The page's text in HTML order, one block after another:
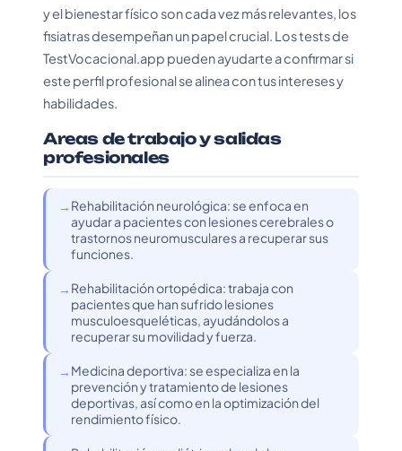
y el bienestar físico son cada vez más relevantes, los
fisiatras desempeñan un papel crucial. Los tests de
TestVocacional.app pueden ayudarte a confirmar si
este perfil profesional se alinea con tus intereses y
habilidades.
Areas de trabajo y salidas
profesionales
Rehabilitación neurológica: se enfoca en
ayudar a pacientes con lesiones cerebrales o
trastornos neuromusculares a recuperar sus
funciones.
Rehabilitación ortopédica: trabaja con
pacientes que han sufrido lesiones
musculoesqueléticas, ayudándolos a
recuperar su movilidad y fuerza.
Medicina deportiva: se especializa en la
prevención y tratamiento de lesiones
deportivas, así como en la optimización del
rendimiento físico.